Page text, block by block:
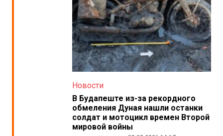
Новости
В Будапеште из-за рекордного
обмеления Дуная нашли останки
солдат и мотоцикл времен Второй
мировой войны